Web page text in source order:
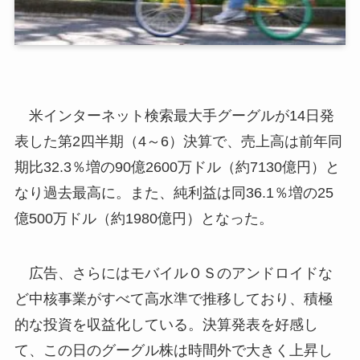
米インターネット検索最大手グーグルが14日発
表した第2四半期（4～6）決算で、売上高は前年同
期比32.3％増の90億2600万ドル（約7130億円）と
なり過去最高に。また、純利益は同36.1％増の25
億500万ドル（約1980億円）となった。
広告、さらにはモバイルＯＳのアンドロイドな
ど中核事業がすべて高水準で推移しており、積極
的な投資を収益化している。決算発表を好感し
て、この日のグーグル株は時間外で大きく上昇し